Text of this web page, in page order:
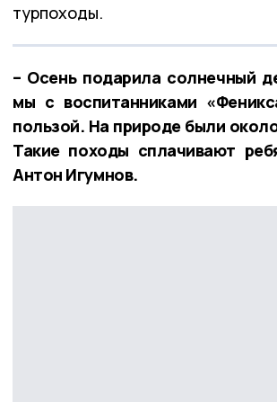
турпоходы.
– Осень подарила солнечный
мы с воспитанниками
пользой. На природе были
Такие походы сплачивают
Антон Игумнов.